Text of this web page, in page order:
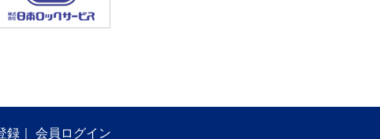
録 会員ログイン